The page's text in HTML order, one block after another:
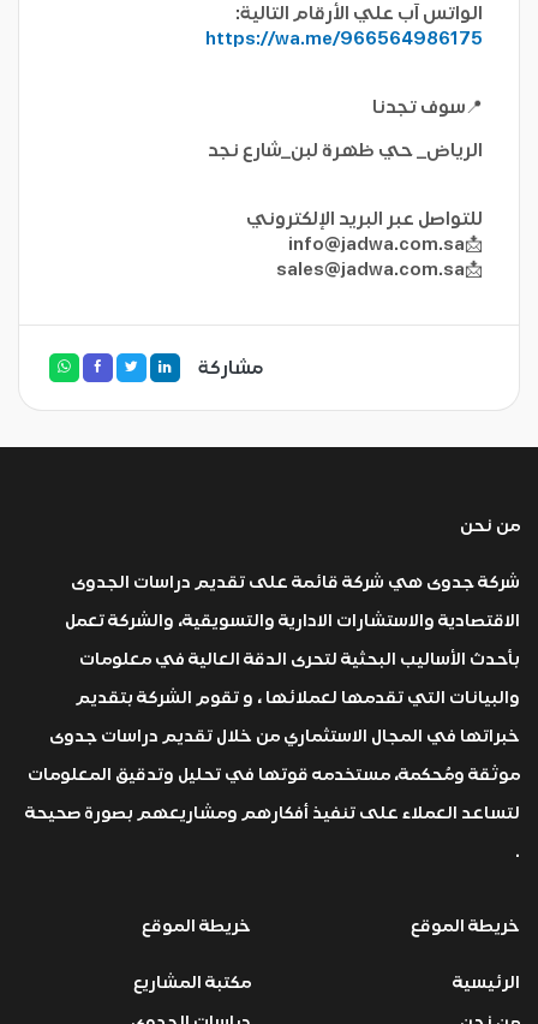
الواتس آب علي الأرقام التالية:
https://wa.me/966564986175
📍سوف تجدنا
الرياض_ حي ظهرة لبن_شارع نجد
للتواصل عبر البريد الإلكتروني
📩
info@jadwa.com.sa
📩
sales@jadwa.com.sa
مشاركة
من نحن
شركة جدوى هي شركة قائمة على تقديم دراسات الجدوى
الاقتصادية والاستشارات الادارية والتسويقية، والشركة تعمل
بأحدث الأساليب البحثية لتحرى الدقة العالية في معلومات
والبيانات التي تقدمها لعملائها ، و تقوم الشركة بتقديم
خبراتها في المجال الاستثماري من خلال تقديم دراسات جدوى
موثقة ومُحكمة، مستخدمه قوتها في تحليل وتدقيق المعلومات
لتساعد العملاء على تنفيذ أفكارهم ومشاريعهم بصورة صحيحة
.
خريطة الموقع
الرئيسية
خريطة الموقع
مكتبة المشاريع